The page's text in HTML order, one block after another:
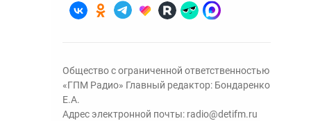
Общество с ограниченной ответственностью
«ГПМ Радио» Главный редактор: Бондаренко
Е.А.
Адрес электронной почты: radio@detifm.ru